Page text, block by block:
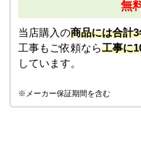
無
当店購入の商品には合計
工事もご依頼なら工事に
しています。
※メーカー保証期間を含む